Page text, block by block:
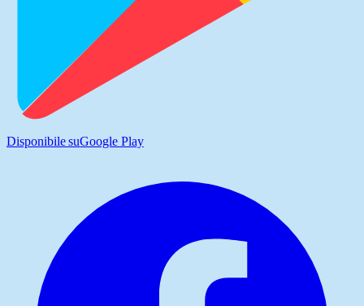
Disponibile suGoogle Play